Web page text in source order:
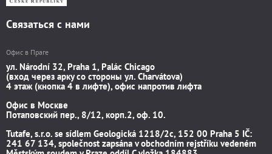
Связаться с нами
Офис в Праге
ул. Národní 32, Praha 1, Palác Chicago
(вход через арку со стороны ул. Charvátova)
4 этаж (кнопка 4 в лифте), офис напротив лифта
Офис в Москве
Потаповский пер., 8/12, корп.2, оф. 10.
Tutafe, s.r.o. se sídlem Geologická 1218/2c, 152 00 Praha 5 IČ:
241 67 134, společnost zapsána v obchodním rejstříku vedeném